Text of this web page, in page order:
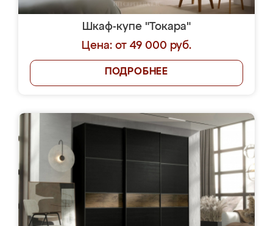
Шкаф-купе "Токара"
Цена: от 49 000 руб.
ПОДРОБНЕЕ